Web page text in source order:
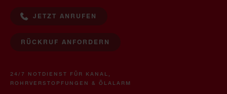
JETZT ANRUFEN
RÜCKRUF ANFORDERN
24/7 NOTDIENST FÜR KANAL,
ROHRVERSTOPFUNGEN & ÖLALARM